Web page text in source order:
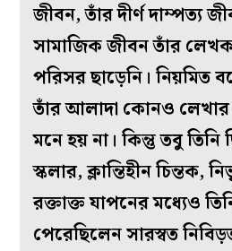
জীবন, তাঁর দীর্ণ দাম্পত্য
সামাজিক জীবন তাঁর
পরিসর ছাড়েনি। নিয়মিত
তাঁর আলাদা কোনও
মনে হয় না। কিন্তু তবু
স্কলার, ক্লান্তিহীন
রক্তাক্ত যাপনের মধ্যেও
পেরেছিলেন সারস্বত